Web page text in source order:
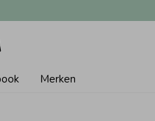
Merken